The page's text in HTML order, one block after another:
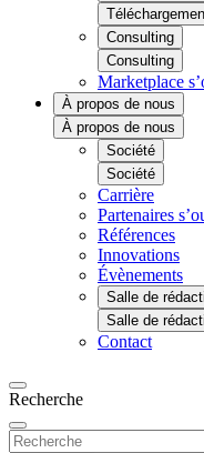
Consulting
Consulting
Marketplace
À propos de nous
À propos de nous
Société
Société
Carrière
Partenaires
Références
Innovations
Évènements
Salle de
Salle de
Contact
Recherche